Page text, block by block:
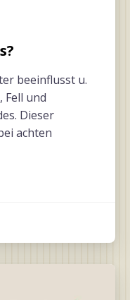
beeinflusst u.
Fell und
Dieser
achten